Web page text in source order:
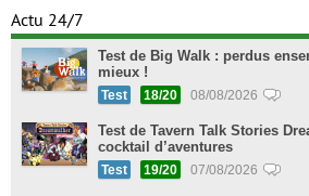
Actu 24/7
Test de Big Walk : perdus
mieux !
Test 18/20 08/08/2026
Test de Tavern Talk Stories
cocktail d’aventures
Test 19/20 07/08/2026